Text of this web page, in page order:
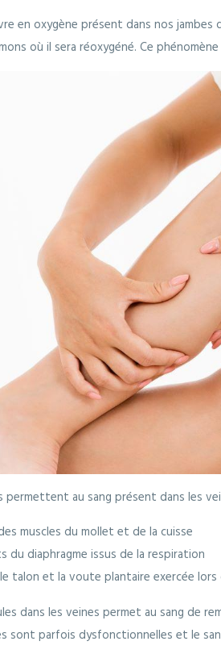
en oxygène présent dans nos
où il sera réoxygéné. Ce
permettent au sang présent dans les
muscles du mollet et de la cuisse
du diaphragme issus de la respiration
talon et la voute plantaire exercée lors
dans les veines permet au sang de
sont parfois dysfonctionnelles et le